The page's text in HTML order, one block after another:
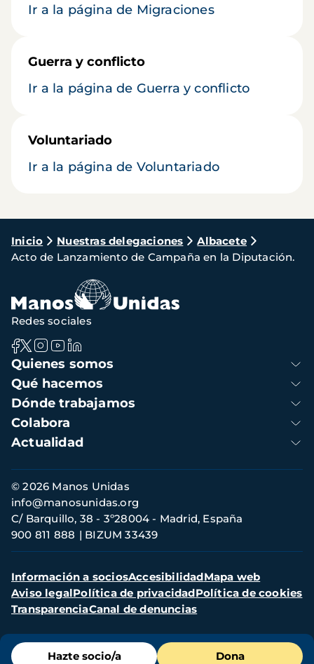
Ir a la página de Migraciones
Guerra y conflicto
Ir a la página de Guerra y conflicto
Voluntariado
Ir a la página de Voluntariado
Ruta
de
navegación
Inicio Nuestras delegaciones
Albacete
Acto de Lanzamiento de Campaña en la Diputación.
Menú
Hazte socio/a Dona
Navegación
principal
Quienes somos
Qué hacemos
Dónde trabajamos
Colabora
Actualidad
Redes sociales
Información
de
contacto
© 2026 Manos Unidas
C/ Barquillo, 38 - 3º28004 - Madrid, España
900 811 888
BIZUM 33439
info@manosunidas.org
Menú
secundario
Información a sociosAccesibilidadMapa web
Aviso legalPolítica de privacidadPolítica de cookies
TransparenciaCanal de denuncias